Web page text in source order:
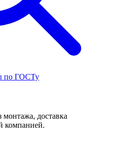
по ГОСТу
доставка
компанией.